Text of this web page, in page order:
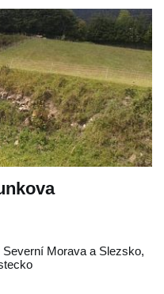
Severní Morava a Slezsko,